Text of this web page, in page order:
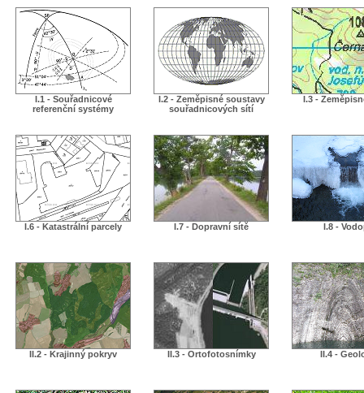
I.1 - Souřadnicové
referenční systémy
I.2 - Zeměpisné soustavy
souřadnicových sítí
I.3 -
I.6 - Katastrální parcely I.7 - Dopravní sítě I.8 -
II.2 - Krajinný pokryv II.3 - Ortofotosnímky II.4 -